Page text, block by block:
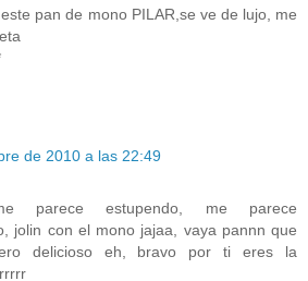
pan de mono PILAR,se ve de lujo, me
de 2010 a las 22:49
estupendo, me parece
jolin con el mono jajaa, vaya pannn que
delicioso eh, bravo por ti eres la